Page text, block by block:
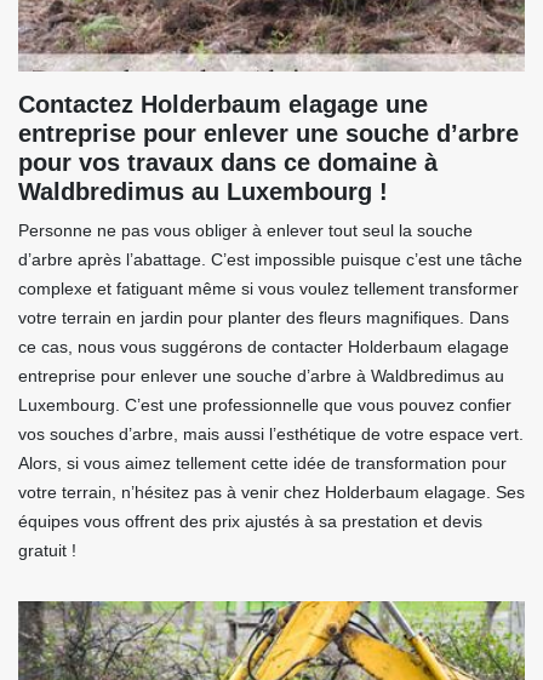
Contactez Holderbaum elagage une
entreprise pour enlever une souche d’arbre
pour vos travaux dans ce domaine à
Waldbredimus au Luxembourg !
Personne ne pas vous obliger à enlever tout seul la souche
d’arbre après l’abattage. C’est impossible puisque c’est une tâche
complexe et fatiguant même si vous voulez tellement transformer
votre terrain en jardin pour planter des fleurs magnifiques. Dans
ce cas, nous vous suggérons de contacter Holderbaum elagage
entreprise pour enlever une souche d’arbre à Waldbredimus au
Luxembourg. C’est une professionnelle que vous pouvez confier
vos souches d’arbre, mais aussi l’esthétique de votre espace vert.
Alors, si vous aimez tellement cette idée de transformation pour
votre terrain, n’hésitez pas à venir chez Holderbaum elagage. Ses
équipes vous offrent des prix ajustés à sa prestation et devis
gratuit !